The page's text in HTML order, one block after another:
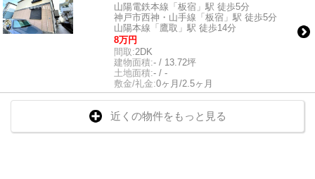
山陽電鉄本線「板宿」駅 徒歩5分
神戸市西神・山手線「板宿」駅 徒歩5分
山陽本線「鷹取」駅 徒歩14分
8万円
間取:2DK
建物面積:- / 13.72坪
土地面積:- / -
敷金/礼金:0ヶ月/2.5ヶ月
近くの物件をもっと見る